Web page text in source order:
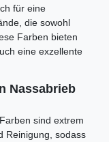
für eine
die sowohl
Farben bieten
eine exzellente
Nassabrieb
sind extrem
Reinigung, sodass